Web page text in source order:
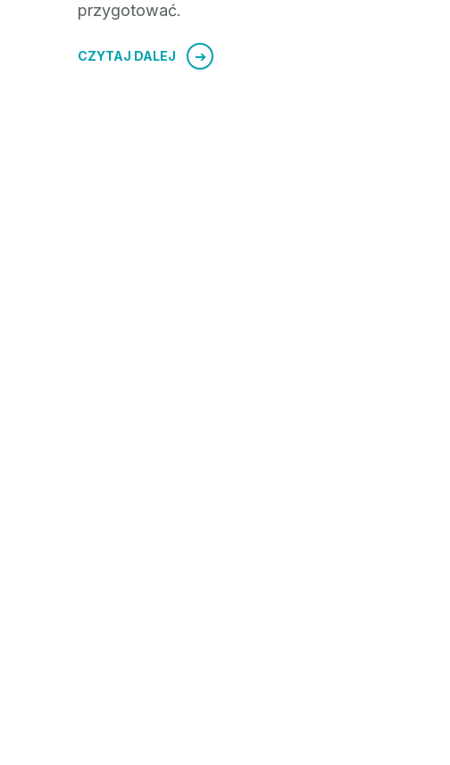
przygotować.
CZYTAJ DALEJ